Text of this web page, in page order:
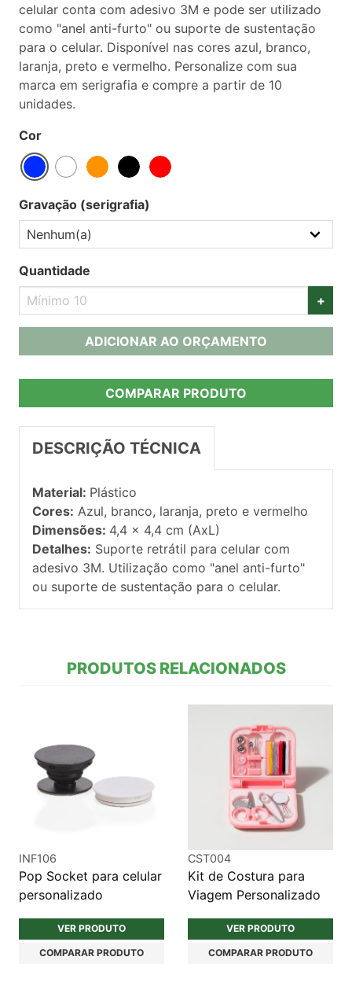
celular conta com adesivo 3M e pode ser utilizado
como "anel anti-furto" ou suporte de sustentação
para o celular. Disponível nas cores azul, branco,
laranja, preto e vermelho. Personalize com sua
marca em serigrafia e compre a partir de 10
unidades.
Cor
Gravação (serigrafia)
Quantidade
+
ADICIONAR AO ORÇAMENTO
COMPARAR PRODUTO
DESCRIÇÃO TÉCNICA
Material: Plástico
Cores: Azul, branco, laranja, preto e vermelho
Dimensões: 4,4 x 4,4 cm (AxL)
Detalhes: Suporte retrátil para celular com
adesivo 3M. Utilização como "anel anti-furto"
ou suporte de sustentação para o celular.
PRODUTOS RELACIONADOS
INF106
Pop Socket para celular
personalizado
VER PRODUTO
COMPARAR PRODUTO
CST004
Kit de Costura para
Viagem Personalizado
VER PRODUTO
COMPARAR PRODUTO